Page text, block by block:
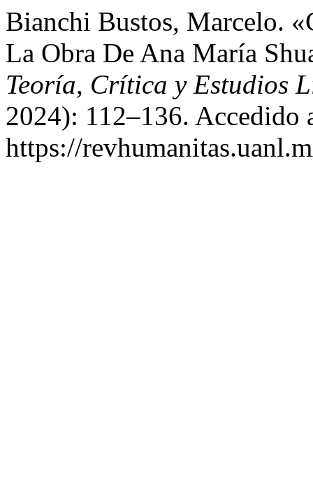
Bianchi Bustos, Marcelo.
La Obra De Ana María
Teoría, Crítica y Estudios
2024): 112–136. Accedido
https://